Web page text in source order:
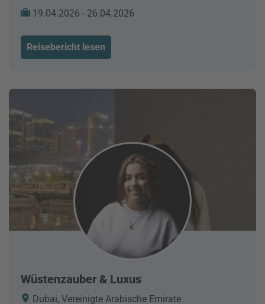
19.04.2026 - 26.04.2026
Reisebericht lesen
Wüstenzauber & Luxus
Dubai, Vereinigte Arabische Emirate